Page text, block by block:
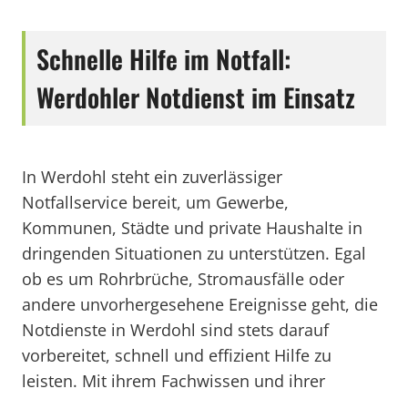
Schnelle Hilfe im Notfall:
Werdohler Notdienst im Einsatz
In Werdohl steht ein zuverlässiger
Notfallservice bereit, um Gewerbe,
Kommunen, Städte und private Haushalte in
dringenden Situationen zu unterstützen. Egal
ob es um Rohrbrüche, Stromausfälle oder
andere unvorhergesehene Ereignisse geht, die
Notdienste in Werdohl sind stets darauf
vorbereitet, schnell und effizient Hilfe zu
leisten. Mit ihrem Fachwissen und ihrer